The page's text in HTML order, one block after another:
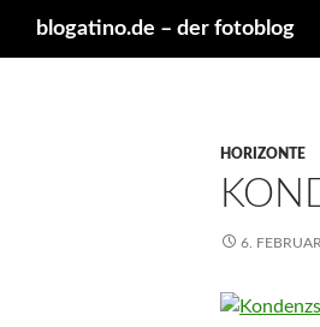
blogatino.de – der fotoblog
HORIZONTE
6.